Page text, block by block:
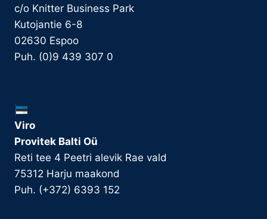
c/o Knitter Business Park
Kutojantie 6-8
02630 Espoo
Puh. (0)9 439 307 0
Viro
Provitek Balti Oü
Reti tee 4 Peetri alevik Rae vald
75312 Harju maakond
Puh. (+372) 6393 152